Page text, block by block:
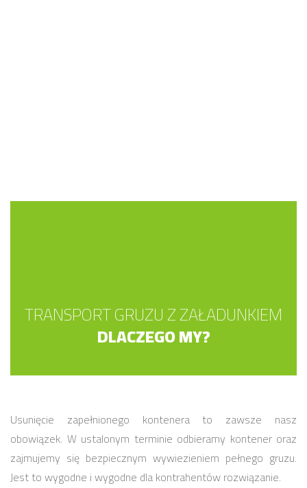
TRANSPORT GRUZU Z ZAŁADUNKIEM
DLACZEGO MY?
Usunięcie zapełnionego kontenera to zawsze nasz
obowiązek. W ustalonym terminie odbieramy kontener oraz
zajmujemy się bezpiecznym wywiezieniem pełnego gruzu.
Jest to wygodne i wygodne dla kontrahentów rozwiązanie.